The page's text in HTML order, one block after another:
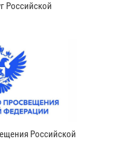
Российской
Российской